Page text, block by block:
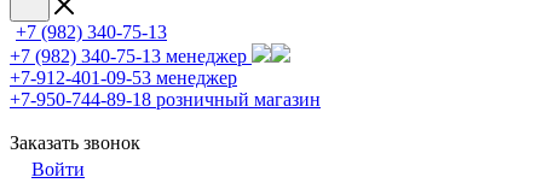
+7 (982) 340-75-13
+7 (982) 340-75-13 менеджер
+7-912-401-09-53 менеджер
+7-950-744-89-18 розничный магазин
Заказать звонок
Войти